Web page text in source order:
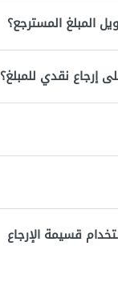
المبلغ المسترجع؟
إرجاع نقدي للمبلغ؟
قسيمة الإرجاع